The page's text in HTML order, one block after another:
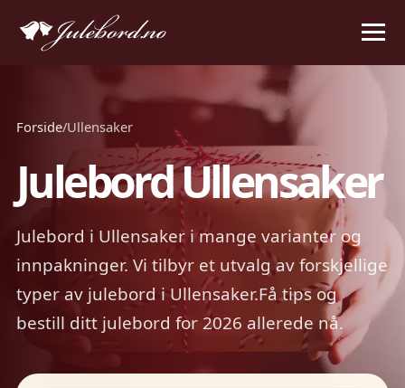
Forside/Ullensaker
Julebord Ullensaker
Julebord i Ullensaker i mange varianter og
innpakninger. Vi tilbyr et utvalg av forskjellige
typer av julebord i Ullensaker.Få tips og
bestill ditt julebord for 2026 allerede nå.